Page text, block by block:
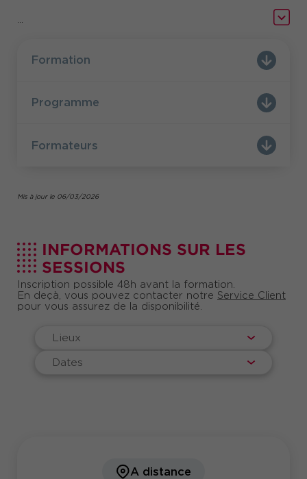
...
Formation
Programme
Formateurs
Mis à jour le 06/03/2026
INFORMATIONS SUR LES
SESSIONS
Inscription possible 48h avant la formation.
En deçà, vous pouvez contacter notre Service Client
pour vous assurez de la disponibilité.
Lieux
Dates
A distance